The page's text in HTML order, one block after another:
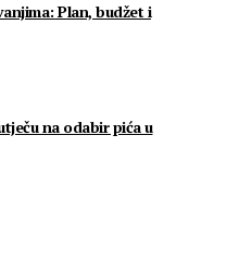
Plan, budžet i
na odabir pića u